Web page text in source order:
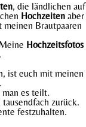
, die ländlichen auf
Hochzeitenaber
Brautpaaren
Hochzeitsfotos
ist euch mit meinen
es teilt.
zurück.
festzuhalten.